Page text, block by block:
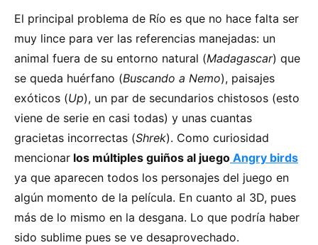
El principal problema de Río es que no hace falta ser
muy lince para ver las referencias manejadas: un
animal fuera de su entorno natural (Madagascar) que
se queda huérfano (Buscando a Nemo), paisajes
exóticos (Up), un par de secundarios chistosos (esto
viene de serie en casi todas) y unas cuantas
gracietas incorrectas (Shrek). Como curiosidad
mencionar los múltiples guiños al juego Angry birds
ya que aparecen todos los personajes del juego en
algún momento de la película. En cuanto al 3D, pues
más de lo mismo en la desgana. Lo que podría haber
sido sublime pues se ve desaprovechado.